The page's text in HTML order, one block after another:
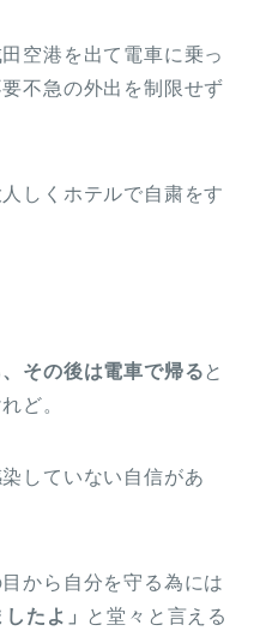
空港を出て電車に乗っ
不急の外出を制限せず
しくホテルで自粛をす
その後は電車で帰る と
ど。
していない自信があ
から自分を守る為には
たよ」
と堂々と言える